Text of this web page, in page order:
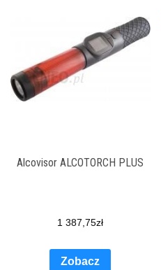
Alcovisor ALCOTORCH PLUS
1 387,75zł
Zobacz